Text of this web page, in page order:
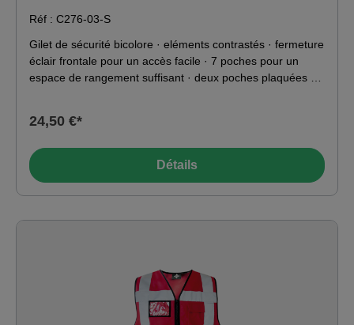
Réf : C276-03-S
Gilet de sécurité bicolore · eléments contrastés · fermeture
éclair frontale pour un accès facile · 7 poches pour un
espace de rangement suffisant · deux poches plaquées en
d'identité · boucle pour radio pour clipser facilement le
24,50 €*
Détails